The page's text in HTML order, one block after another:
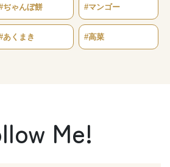
ぢゃんぼ餅 #マンゴー
あくまき #高菜
Me!